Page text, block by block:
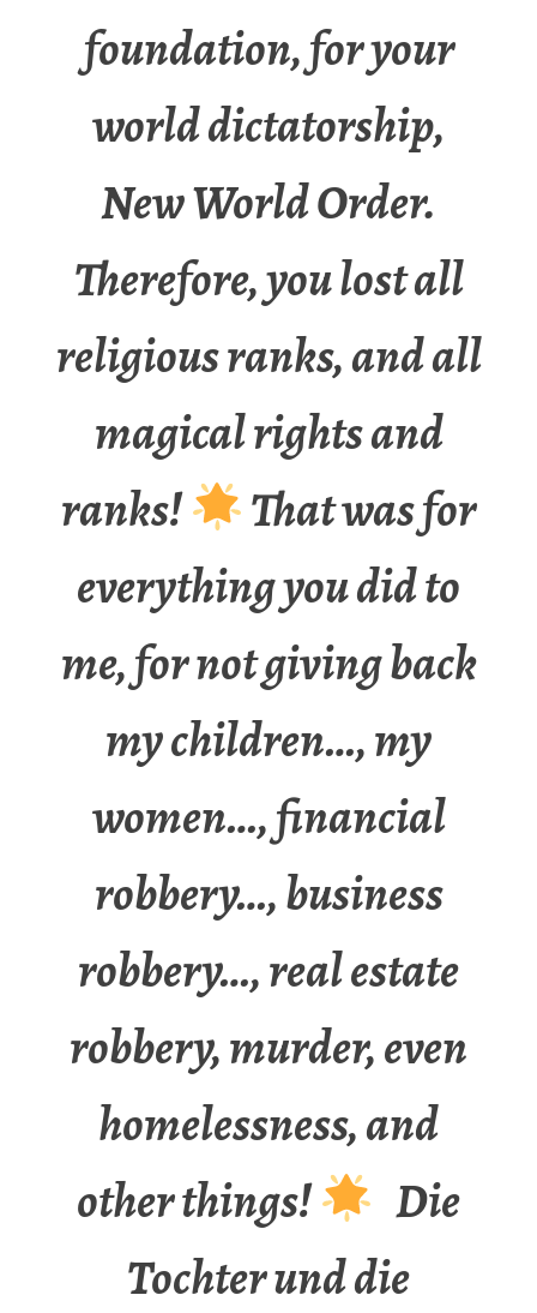
foundation, for your
world dictatorship,
New World Order.
Therefore, you lost all
religious ranks, and all
magical rights and
ranks!
That was for
everything you did to
me, for not giving back
my children…, my
women…, financial
robbery…, business
robbery…, real estate
robbery, murder, even
homelessness, and
other things!
Die
Tochter und die